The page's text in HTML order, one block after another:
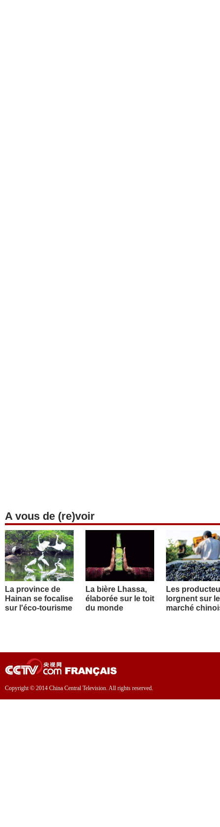
A vous de (re)voir
La province de
Hainan se focalise
sur l'éco-tourisme
La bière Lhassa,
élaborée sur le toit
du monde
Les
lorgnent sur le
marché
Copyright © 2014 China Central Television. All rights reserved.